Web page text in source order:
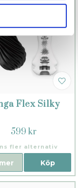
Flex Silky
599 kr
fler alternativ
Köp